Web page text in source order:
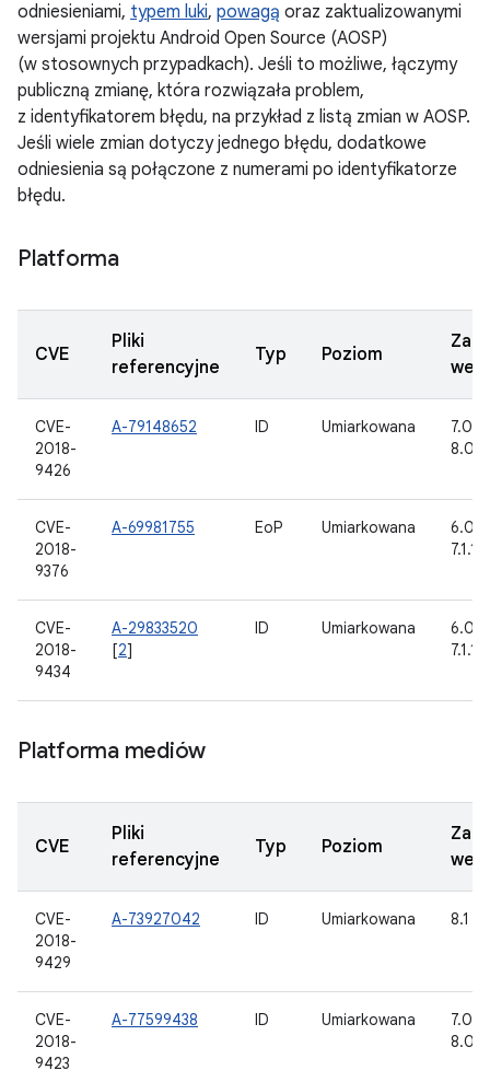
odniesieniami, typem luki, powagą oraz zaktualizowanymi
wersjami projektu Android Open Source (AOSP)
(w stosownych przypadkach). Jeśli to możliwe, łączymy
publiczną zmianę, która rozwiązała problem,
z identyfikatorem błędu, na przykład z listą zmian w AOSP.
Jeśli wiele zmian dotyczy jednego błędu, dodatkowe
odniesienia są połączone z numerami po identyfikatorze
błędu.
Platforma
CVE
Pliki
referencyjne
Typ Poziom
CVE-
2018-
9426
A-79148652 ID Umiarkowana
7.0,
8.0,
CVE-
2018-
9376
A-69981755 EoP Umiarkowana
6.0,
CVE-
2018-
9434
A-29833520
[2]
ID Umiarkowana
6.0,
Platforma mediów
CVE
Pliki
referencyjne
Typ Poziom
CVE-
2018-
9429
A-73927042 ID Umiarkowana 8.1
CVE-
2018-
9423
A-77599438 ID Umiarkowana
7.0,
8.0,